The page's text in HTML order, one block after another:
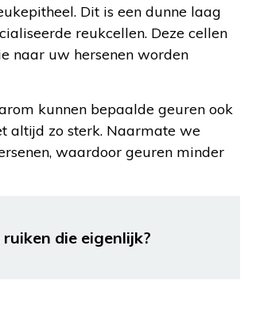
Dit is een dunne laag
reukcellen. Deze cellen
naar uw hersenen worden
kunnen bepaalde geuren ook
altijd zo sterk. Naarmate we
waardoor geuren minder
die eigenlijk?